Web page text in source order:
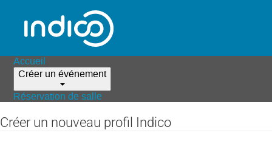
Accueil
Créer un événement
Réservation de salle
Créer un nouveau profil Indico